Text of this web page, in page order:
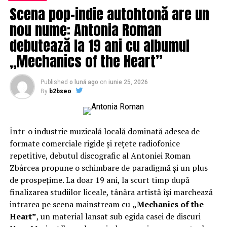
include băi termale și masaje terapeutice. Cu un
personal dedicat și servicii de înaltă calitate,Hotel
Traianasigură o experiență plăcută și eficientă pentru
recuperare și relaxare.
Hotel Oltuleste cunoscut pentru atmosfera sa
prietenoasă și facilitățile de relaxare. Oaspeții se pot
bucura de băi termale, tratamente de spa și masaje,
toate într-un cadru confortabil și primitor.
este ideal pentru familii și cupluri care doresc să se
răsfețe și să se relaxeze într-un mediu liniștit.
Pentru o experiență de lux, Hotel Cozia oferă servicii
premium și facilități de top. Acest hotel dispune de o
bază de tratament modernă și piscine termale, ideale
pentru relaxare și recuperare. Hotel Cozia este perfect
pentru vizitatorii care doresc să combine confortul cu
tratamentele de calitate într-un cadru elegant.
Scena pop-indie autohtonă are un
nou nume: Antonia Roman
debutează la 19 ani cu albumul
„Mechanics of the Heart”
Published o lună ago on iunie 25, 2026
By b2bseo
Într-o industrie muzicală locală dominată adesea de
formate comerciale rigide și rețete radiofonice
repetitive, debutul discografic al Antoniei Roman
Zbârcea propune o schimbare de paradigmă și un plus
de prospețime. La doar 19 ani, la scurt timp după
finalizarea studiilor liceale, tânăra artistă își marchează
intrarea pe scena mainstream cu „Mechanics of the
Heart”, un material lansat sub egida casei de discuri